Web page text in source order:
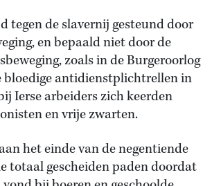
tegen de slavernij gesteund door
en bepaald niet door de
zoals in de Burgeroorlog
bloedige antidienstplichtrellen in
Ierse arbeiders zich keerden
en vrije zwarten.
het einde van de negentiende
totaal gescheiden paden doordat